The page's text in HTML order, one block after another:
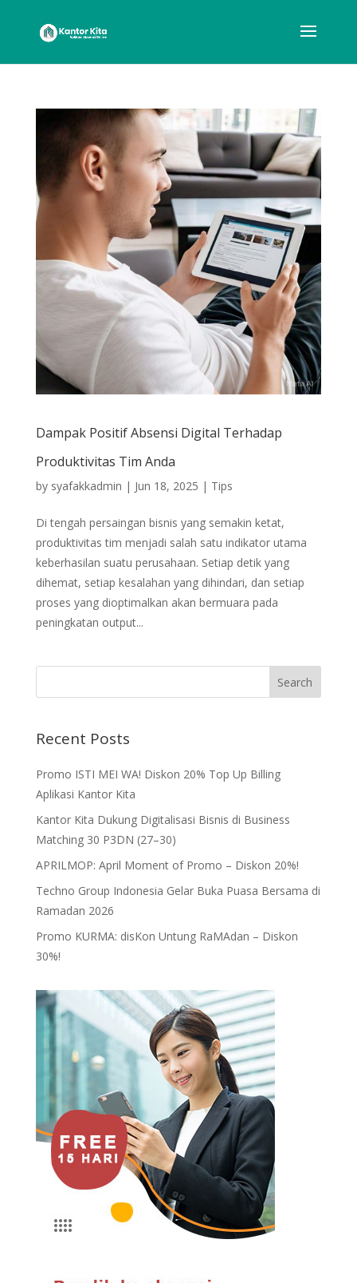
Dampak Positif Absensi Digital Terhadap
Produktivitas Tim Anda
by syafakkadmin | Jun 18, 2025 | Tips
Di tengah persaingan bisnis yang semakin ketat,
produktivitas tim menjadi salah satu indikator utama
keberhasilan suatu perusahaan. Setiap detik yang
dihemat, setiap kesalahan yang dihindari, dan setiap
proses yang dioptimalkan akan bermuara pada
peningkatan output...
Recent Posts
Promo ISTI MEI WA! Diskon 20% Top Up Billing
Aplikasi Kantor Kita
Kantor Kita Dukung Digitalisasi Bisnis di Business
Matching 30 P3DN (27–30)
APRILMOP: April Moment of Promo – Diskon 20%!
Techno Group Indonesia Gelar Buka Puasa Bersama di
Ramadan 2026
Promo KURMA: disKon Untung RaMAdan – Diskon
30%!